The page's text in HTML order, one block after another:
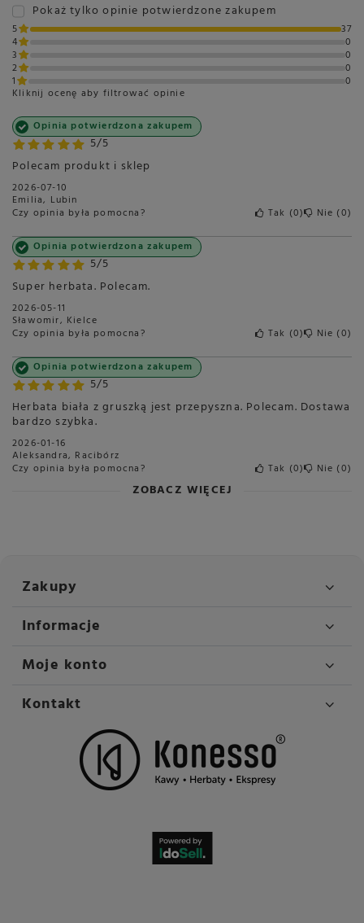
Pokaż tylko opinie potwierdzone zakupem
5
37
4
0
3
0
2
0
1
0
Kliknij ocenę aby filtrować opinie
5/5
Opinia potwierdzona zakupem
Polecam produkt i sklep
2026-07-10
Emilia, Lubin
Czy opinia była pomocna? Tak 0 Nie 0
5/5
Opinia potwierdzona zakupem
Super herbata. Polecam.
2026-05-11
Sławomir, Kielce
Czy opinia była pomocna? Tak 0 Nie 0
5/5
Opinia potwierdzona zakupem
Herbata biała z gruszką jest przepyszna. Polecam. Dostawa
bardzo szybka.
2026-01-16
Aleksandra, Racibórz
Czy opinia była pomocna? Tak 0 Nie 0
ZOBACZ WIĘCEJ
Zakupy
Informacje
Moje konto
Kontakt